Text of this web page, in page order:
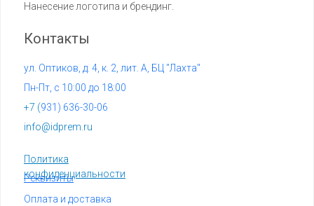
Нанесение логотипа и брендинг.
info@idprem.ru
Контакты
Политика
конфиденциальности
+7 (931) 636-30-06
Реквизиты
ул. Оптиков, д. 4, к. 2, лит. А, БЦ "Лахта"
Оплата и доставка
Пн-Пт, с 10:00 до 18:00